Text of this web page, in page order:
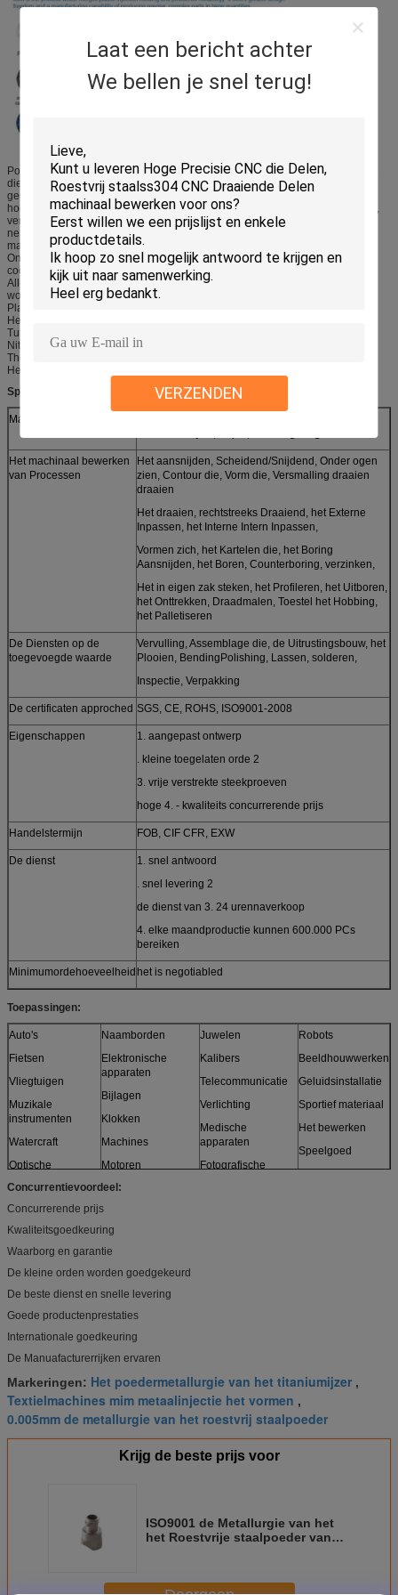
Laat een bericht achter
We bellen je snel terug!
VERZENDEN
Polestar het Metaal is een professionele leverancier die van precisie CNC de
diensten met snelle keerpuntmogelijkheden en een superieur klantenservice
georiënteerd team machinaal bewerken. Van minimale
hoeveelheidsvervaardiging loopt de looppas aan hoog volumevervaardiging,
verstrekt t/min de delen en de componenten van uitstekende kwaliteit. Wij
neigen om aan ons te denken aangezien meer dan enkel een
machinewerkplaats, wij deel van uw productieoplossing uitmaken.
Onze diensten omvatten malen, het draaien, het malen, assemblage, en
coördinaat die voor short-run productie meten.
Alle CNC Machinaal bewerkte Delen kunnen extra behandelingen zoals
worden gegeven:
Plateren
Het anodiseren
Tufftriding
Nitriding
Thermische behandeling
Het Phosphating
Specificaties:
Materialen (Metalen)
Het machinaal bewerken
van Processen
Het aansnijden, Scheidend/Snijdend, Onder ogen
zien, Contour die, Vorm die, Versmalling draaien
draaien
Het draaien, rechtstreeks Draaiend, het Externe
Inpassen, het Interne Intern Inpassen,
Vormen zich, het Kartelen die, het Boring
Aansnijden, het Boren, Counterboring, verzinken,
Het in eigen zak steken, het Profileren, het Uitboren,
het Onttrekken, Draadmalen, Toestel het Hobbing,
het Palletiseren
De Diensten op de
toegevoegde waarde
Vervulling, Assemblage die, de Uitrustingsbouw, het
Plooien, BendingPolishing, Lassen, solderen,
Inspectie, Verpakking
De certificaten approched SGS, CE, ROHS, ISO9001-2008
Eigenschappen
1. aangepast ontwerp
. kleine toegelaten orde 2
3. vrije verstrekte steekproeven
hoge 4. - kwaliteits concurrerende prijs
Handelstermijn FOB, CIF CFR, EXW
De dienst
1. snel antwoord
. snel levering 2
de dienst van 3. 24 urennaverkoop
4. elke maandproductie kunnen 600.000 PCs
bereiken
Minimumordehoeveelheid het is negotiabled
Toepassingen:
Auto's
Fietsen
Vliegtuigen
Muzikale
instrumenten
Watercraft
Optische
Sensoren
Modellen
Naamborden
Elektronische
apparaten
Bijlagen
Klokken
Machines
Motoren
Meubilair
Juwelen
Kalibers
Telecommunicatie
Verlichting
Medische
apparaten
Fotografische
Robots
Beeldhouwwerken
Geluidsinstallatie
Sportief materiaal
Het bewerken
Speelgoed
en meer
Concurrentievoordeel:
Concurrerende prijs
Kwaliteitsgoedkeuring
Waarborg en garantie
De kleine orden worden goedgekeurd
De beste dienst en snelle levering
Goede productenprestaties
Internationale goedkeuring
De Manuafacturerrijken ervaren
Markeringen: Het poedermetallurgie van het titaniumijzer ,
Textielmachines mim metaalinjectie het vormen ,
0.005mm de metallurgie van het roestvrij staalpoeder
Krijg de beste prijs voor
ISO9001 de Metallurgie van het
het Roestvrije staalpoeder van